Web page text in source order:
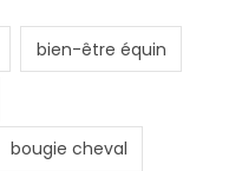
bien-être équin
bougie cheval